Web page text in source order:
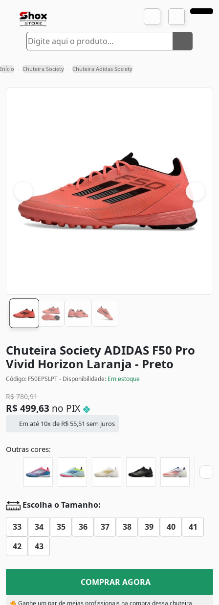
Início › Chuteira Society › Chuteira Adidas Society
Chuteira Society ADIDAS F50 Pro
Vivid Horizon Laranja - Preto
Código: F50EPSLPT - Disponibilidade: Em estoque
R$780,91
R$ 499,63 no PIX
Em até 10x de R$ 55,51 sem juros
Outras cores:
Escolha o Tamanho:
33 34 35 36 37 38 39 40
41
42
43
COMPRAR AGORA
Ganhe um par de meias profissionais na compra dessa chuteira